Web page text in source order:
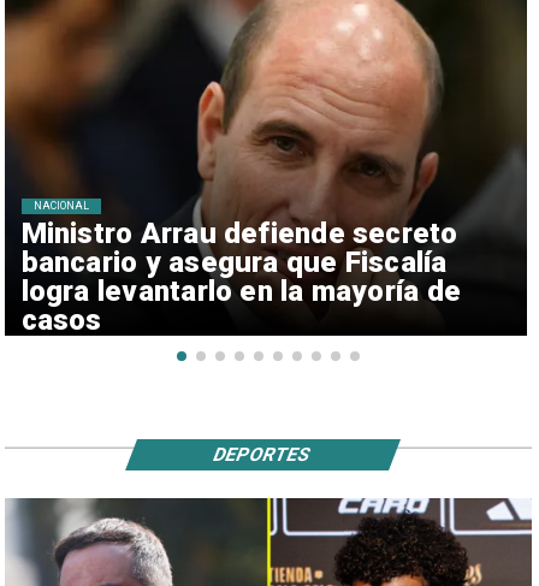
Ministro Arrau defiende secreto
bancario y asegura que Fiscalía
logra levantarlo en la mayoría de
casos
NACIONAL
DEPORTES